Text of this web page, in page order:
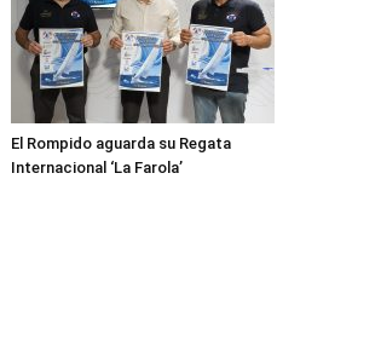
El Rompido aguarda su Regata
Internacional ‘La Farola’